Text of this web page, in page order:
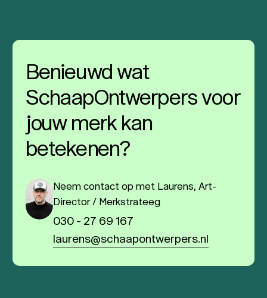
Benieuwd wat
SchaapOntwerpers voor
jouw merk kan
betekenen?
Neem contact op met Laurens, Art-
Director / Merkstrateeg
030 - 27 69 167
laurens@schaapontwerpers.nl